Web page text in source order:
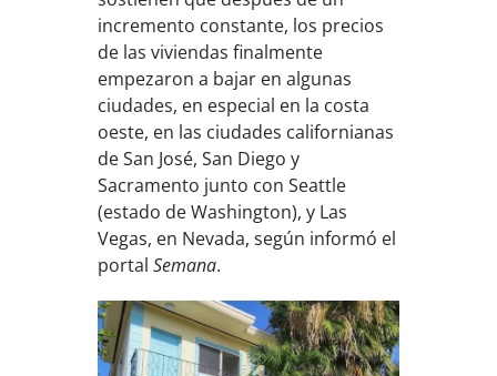
incremento constante, los precios
de las viviendas finalmente
empezaron a bajar en algunas
ciudades, en especial en la costa
oeste, en las ciudades californianas
de San José, San Diego y
Sacramento junto con Seattle
(estado de Washington), y Las
Vegas, en Nevada, según informó el
portalSemana.